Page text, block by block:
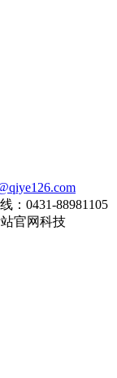
：0431-88981105
官网科技